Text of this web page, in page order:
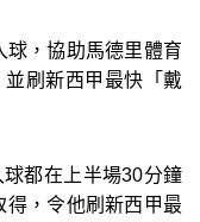
球，協助馬德里體育
刷新西甲最快「戴
都在上半場30分鐘
得，令他刷新西甲最